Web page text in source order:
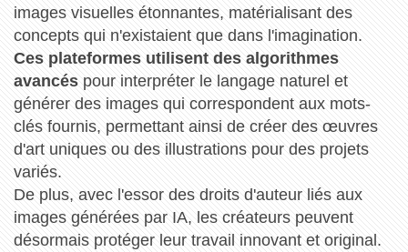
images visuelles étonnantes, matérialisant des
concepts qui n'existaient que dans l'imagination.
Ces plateformes utilisent des algorithmes
avancéspour interpréter le langage naturel et
générer des images qui correspondent aux mots-
clés fournis, permettant ainsi de créer des œuvres
d'art uniques ou des illustrations pour des projets
variés.
De plus, avec l'essor des droits d'auteur liés aux
images générées par IA, les créateurs peuvent
désormais protéger leur travail innovant et original.